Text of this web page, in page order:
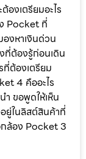
องเตรียมอะไร
Pocket ที่
งหาเงินด่วน
ที่ต้องรู้ก่อนเดิน
ที่ต้องเตรียม
4 คืออะไร
ำ ขอพูดให้เห็น
ยู่ในลิสต์สินค้าที่
ล้อง Pocket 3